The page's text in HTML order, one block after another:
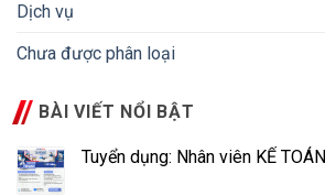
Dịch vụ
Chưa được phân loại
BÀI VIẾT NỔI BẬT
Tuyển dụng: Nhân viên KẾ TOÁN